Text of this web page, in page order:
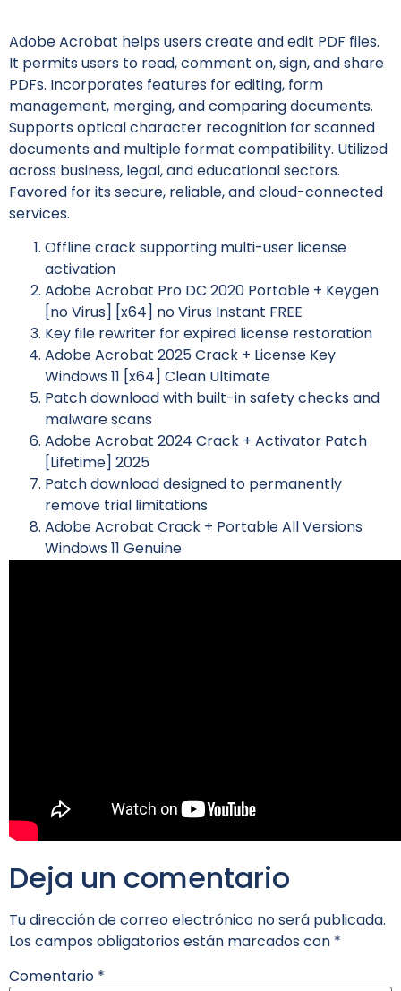
Adobe Acrobat helps users create and edit PDF files.
It permits users to read, comment on, sign, and share
PDFs. Incorporates features for editing, form
management, merging, and comparing documents.
Supports optical character recognition for scanned
documents and multiple format compatibility. Utilized
across business, legal, and educational sectors.
Favored for its secure, reliable, and cloud-connected
services.
Offline crack supporting multi-user license
activation
Adobe Acrobat Pro DC 2020 Portable + Keygen
[no Virus] [x64] no Virus Instant FREE
Key file rewriter for expired license restoration
Adobe Acrobat 2025 Crack + License Key
Windows 11 [x64] Clean Ultimate
Patch download with built-in safety checks and
malware scans
Adobe Acrobat 2024 Crack + Activator Patch
[Lifetime] 2025
Patch download designed to permanently
remove trial limitations
Adobe Acrobat Crack + Portable All Versions
Windows 11 Genuine
Deja un comentario
Tu dirección de correo electrónico no será publicada.
Los campos obligatorios están marcados con *
Comentario *